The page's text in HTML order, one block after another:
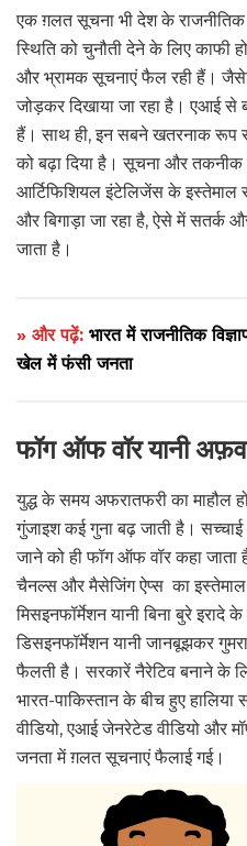
एक ग़लत सूचना भी देश के
स्थिति को चुनौती देने के लिए काफी
और भ्रामक सूचनाएं फैल रही हैं।
जोड़कर दिखाया जा रहा है। एआई से
हैं। साथ ही, इन सबने खतरनाक रूप
को बढ़ा दिया है। सूचना और तकनीक
आर्टिफिशियल इंटेलिजेंस के इस्तेमाल
और बिगाड़ा जा रहा है, ऐसे में सतर्क
जाता है।
» और पढ़ें: भारत में राजनीतिक
खेल में फंसी जनता
फॉग ऑफ वॉर यानी
युद्ध के समय अफरातफरी का माहौल
गुंजाइश कई गुना बढ़ जाती है।
जाने को ही फॉग ऑफ वॉर कहा
चैनल्स और मैसेजिंग ऐप्स का इस्तेमाल
मिसइनफॉर्मेशन यानी बिना बुरे
डिसइनफॉर्मेशन यानी जानबूझकर
फैलती है। सरकारें नैरेटिव बनाने के
भारत-पाकिस्तान के बीच हुए हालिया
वीडियो, एआई जेनरेटेड वीडियो और
जनता में ग़लत सूचनाएं फैलाई गई।